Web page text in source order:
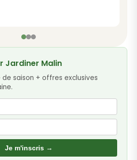
Jardiner Malin
saison + offres exclusives
Je m'inscris →